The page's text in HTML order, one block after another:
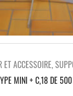
ET ACCESSOIRE,
MINI + C,18 DE